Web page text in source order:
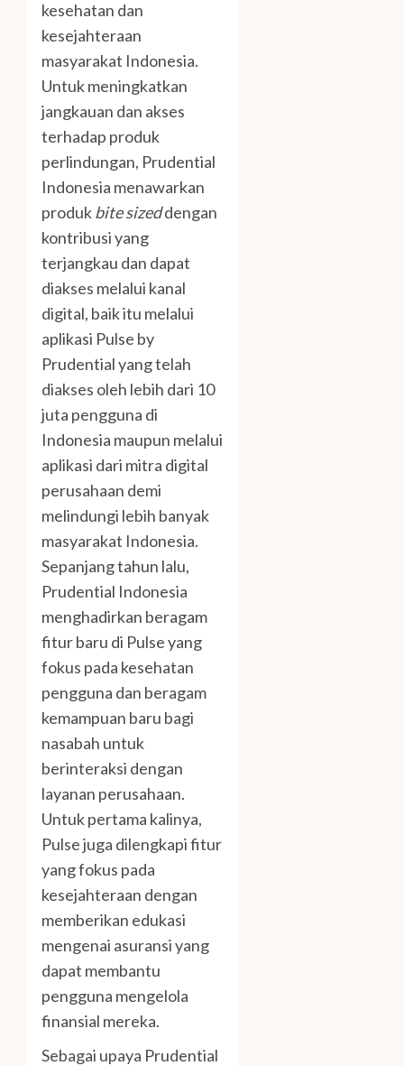
kesehatan dan
kesejahteraan
masyarakat Indonesia.
Untuk meningkatkan
jangkauan dan akses
terhadap produk
perlindungan, Prudential
Indonesia menawarkan
produkbite sizeddengan
kontribusi yang
terjangkau dan dapat
diakses melalui kanal
digital, baik itu melalui
aplikasi Pulse by
Prudential yang telah
diakses oleh lebih dari 10
juta pengguna di
Indonesia maupun melalui
aplikasi dari mitra digital
perusahaan demi
melindungi lebih banyak
masyarakat Indonesia.
Sepanjang tahun lalu,
Prudential Indonesia
menghadirkan beragam
fitur baru di Pulse yang
fokus pada kesehatan
pengguna dan beragam
kemampuan baru bagi
nasabah untuk
berinteraksi dengan
layanan perusahaan.
Untuk pertama kalinya,
Pulse juga dilengkapi fitur
yang fokus pada
kesejahteraan dengan
memberikan edukasi
mengenai asuransi yang
dapat membantu
pengguna mengelola
finansial mereka.
Sebagai upaya Prudential